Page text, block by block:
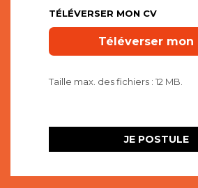
TÉLÉVERSER MON CV
Taille max. des fichiers : 12 MB.